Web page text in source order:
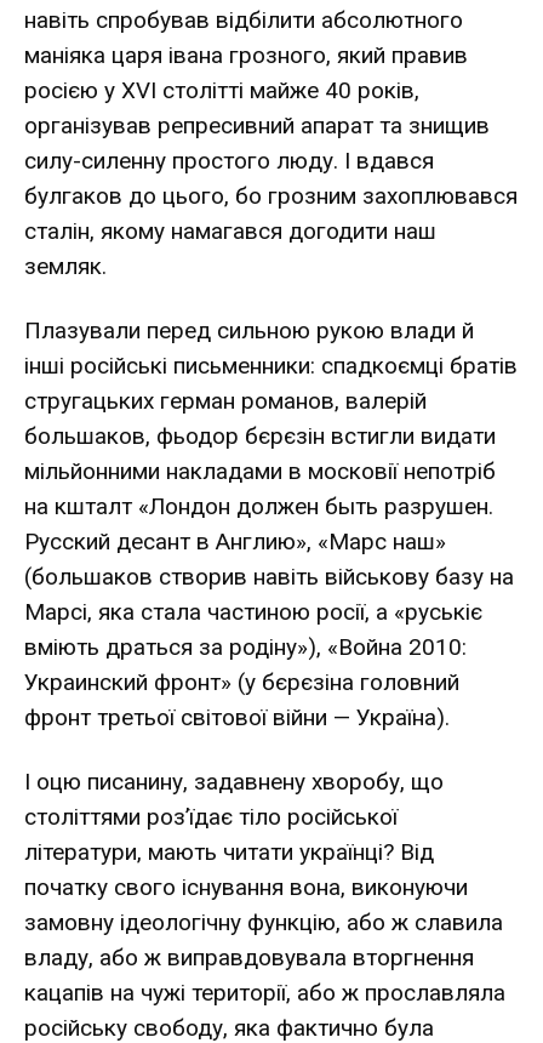
навіть спробував відбілити абсолютного
маніяка царя івана грозного, який правив
росією у XVI столітті майже 40 років,
організував репресивний апарат та знищив
силу-силенну простого люду. І вдався
булгаков до цього, бо грозним захоплювався
сталін, якому намагався догодити наш
земляк.
Плазували перед сильною рукою влади й
інші російські письменники: спадкоємці братів
стругацьких герман романов, валерій
большаков, фьодор бєрєзін встигли видати
мільйонними накладами в московії непотріб
на кшталт «Лондон должен быть разрушен.
Русский десант в Англию», «Марс наш»
(большаков створив навіть військову базу на
Марсі, яка стала частиною росії, а «руськіє
вміють драться за родіну»), «Война 2010:
Украинский фронт» (у бєрєзіна головний
фронт третьої світової війни — Україна).
І оцю писанину, задавнену хворобу, що
століттями роз’їдає тіло російської
літератури, мають читати українці? Від
початку свого існування вона, виконуючи
замовну ідеологічну функцію, або ж славила
владу, або ж виправдовувала вторгнення
кацапів на чужі території, або ж прославляла
російську свободу, яка фактично була